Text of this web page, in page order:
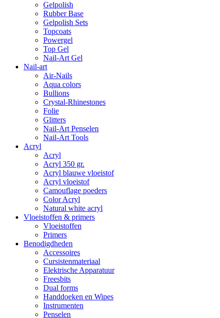
Gelpolish
Rubber Base
Gelpolish Sets
Topcoats
Powergel
Top Gel
Nail-Art Gel
Nail-art
Air-Nails
Aqua colors
Bullions
Crystal-Rhinestones
Folie
Glitters
Nail-Art Penselen
Nail-Art Tools
Acryl
Acryl
Acryl 350 gr.
Acryl blauwe vloeistof
Acryl vloeistof
Camouflage poeders
Color Acryl
Natural white acryl
Vloeistoffen & primers
Vloeistoffen
Primers
Benodigdheden
Accessoires
Cursistenmateriaal
Elektrische Apparatuur
Freesbits
Dual forms
Handdoeken en Wipes
Instrumenten
Penselen